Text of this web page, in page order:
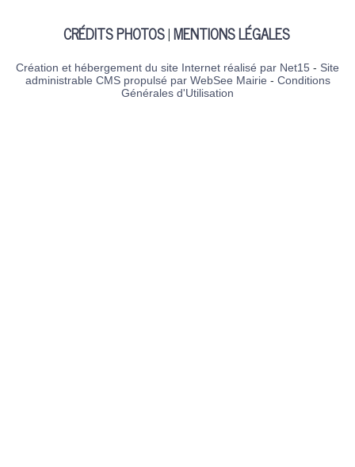
CRÉDITS PHOTOS MENTIONS LÉGALES
Création et hébergement du site Internet réalisé par Net15 - Site
administrable CMS propulsé par WebSee Mairie - Conditions
Générales d'Utilisation